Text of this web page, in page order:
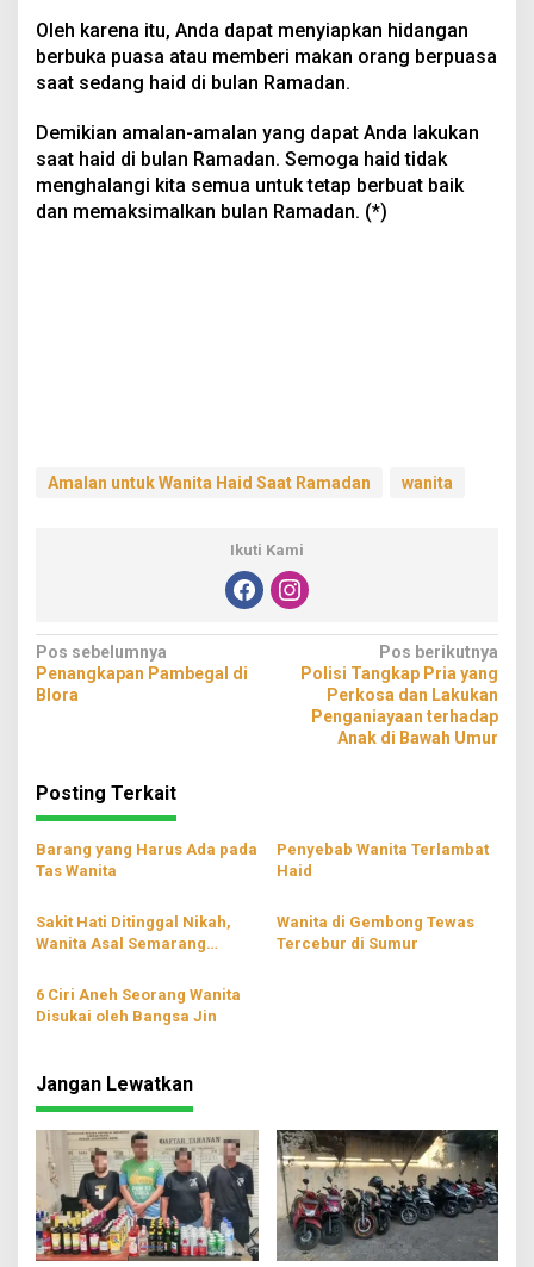
Oleh karena itu, Anda dapat menyiapkan hidangan
berbuka puasa atau memberi makan orang berpuasa
saat sedang haid di bulan Ramadan.
Demikian amalan-amalan yang dapat Anda lakukan
saat haid di bulan Ramadan. Semoga haid tidak
menghalangi kita semua untuk tetap berbuat baik
dan memaksimalkan bulan Ramadan. (*)
Amalan untuk Wanita Haid Saat Ramadan wanita
Ikuti Kami
Navigasi
pos
Pos sebelumnya
Penangkapan Pambegal di
Blora
Pos berikutnya
Polisi Tangkap Pria yang
Perkosa dan Lakukan
Penganiayaan terhadap
Anak di Bawah Umur
Posting Terkait
Barang yang Harus Ada pada
Tas Wanita
Penyebab Wanita Terlambat
Haid
Sakit Hati Ditinggal Nikah,
Wanita Asal Semarang
di Pucakwangi Pati
Wanita di Gembong Tewas
Tercebur di Sumur
6 Ciri Aneh Seorang Wanita
Disukai oleh Bangsa Jin
Jangan Lewatkan